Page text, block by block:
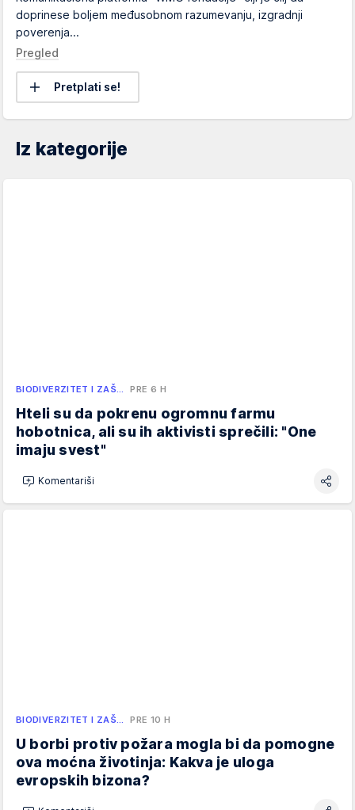
doprinese boljem međusobnom razumevanju, izgradnji
poverenja...
Pregled
Pretplati se!
Iz kategorije
BIODIVERZITET I ZAŠ… PRE 6 H
Hteli su da pokrenu ogromnu farmu
hobotnica, ali su ih aktivisti sprečili: "One
imaju svest"
Komentariši
BIODIVERZITET I ZAŠ… PRE 10 H
U borbi protiv požara mogla bi da pomogne
ova moćna životinja: Kakva je uloga
evropskih bizona?